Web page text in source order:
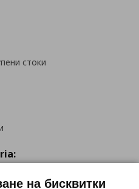
стоки
на бисквитки